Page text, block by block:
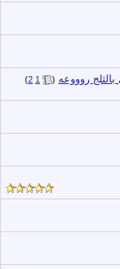
(
1
2
)